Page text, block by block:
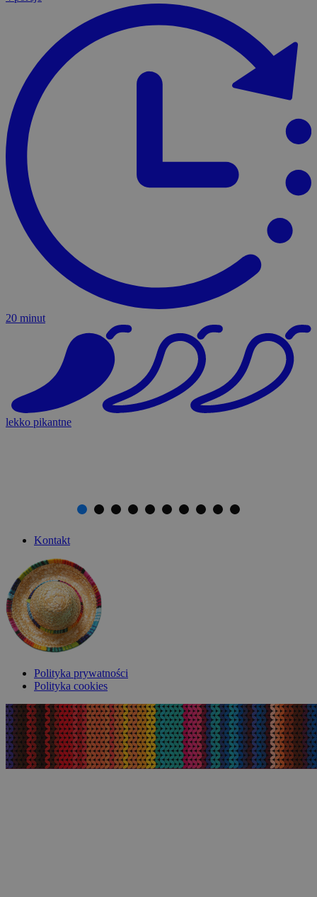
20 minut
lekko pikantne
Kontakt
Polityka prywatności
Polityka cookies